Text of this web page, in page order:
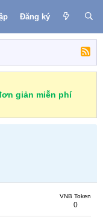
Đăng ký
giản miễn phí
VNB Token
0